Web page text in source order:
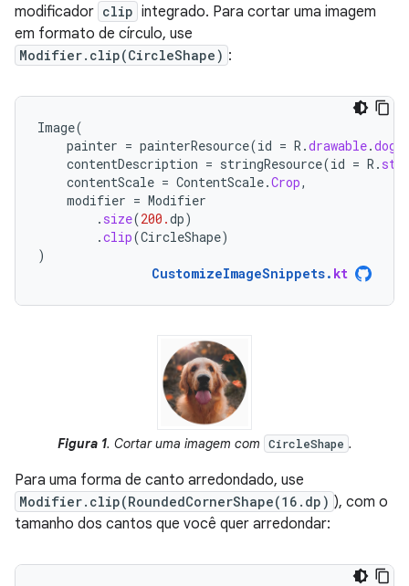
modificador clip integrado. Para cortar uma imagem
em formato de círculo, use
Modifier.clip(CircleShape) :
Image(
painter = painterResource(id = R .drawable.dog
contentDescription = stringResource(id = R .
contentScale = ContentScale.Crop,
modifier = Modifier
. size(200.dp)
.clip(CircleShape)
)
CustomizeImageSnippets. kt
Figura 1. Cortar uma imagem com CircleShape .
Para uma forma de canto arredondado, use
Modifier.clip(RoundedCornerShape(16.dp) ), com o
tamanho dos cantos que você quer arredondar: